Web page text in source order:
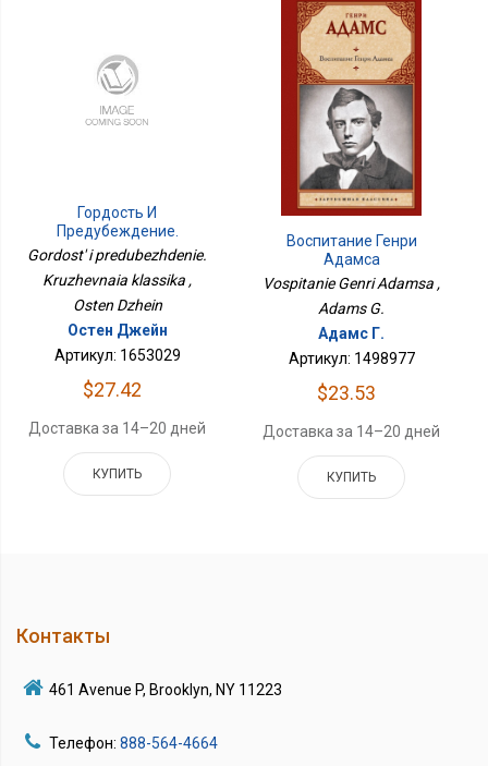
Гордость И
Предубеждение.
Кружевная Классика
Gordost' i predubezhdenie.
Kruzhevnaia klassika ,
Osten Dzhein
Остен Джейн
Артикул: 1653029
$27.42
Доставка за 14–20 дней
КУПИТЬ
Воспитание Генри
Адамса
Vospitanie Genri Adamsa ,
Adams G.
Адамс Г.
Артикул: 1498977
$23.53
Доставка за 14–20 дней
КУПИТЬ
Контакты
461 Avenue P, Brooklyn, NY 11223
Телефон: 888-564-4664